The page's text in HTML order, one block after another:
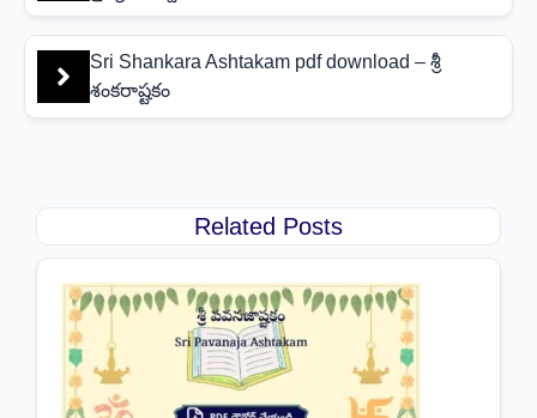
Sri Shankara Ashtakam pdf download – శ్రీ
శంకరాష్టకం
Related Posts